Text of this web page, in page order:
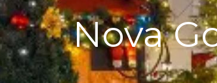
Nova